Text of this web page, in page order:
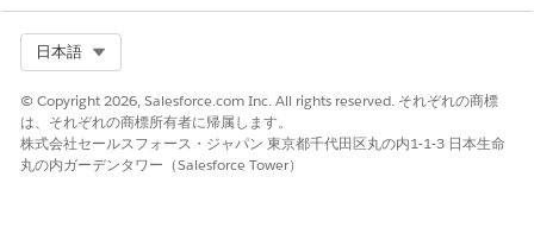
ださい。
この記事で問題は解決されましたか?
ご意見をお待ちしております。
日本語
© Copyright 2026, Salesforce.com Inc. All rights reserved. それぞれの商標
は、それぞれの商標所有者に帰属します。
株式会社セールスフォース・ジャパン 東京都千代田区丸の内1-1-3 日本生命
丸の内ガーデンタワー（Salesforce Tower）